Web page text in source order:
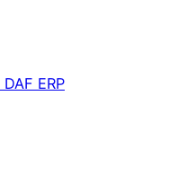
ERP